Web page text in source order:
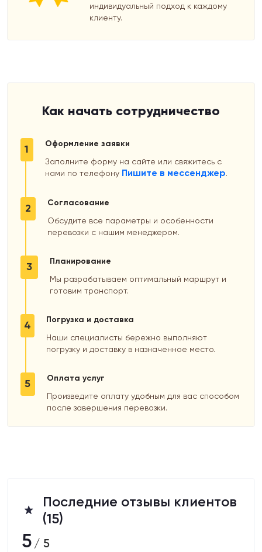
индивидуальный подход к каждому
клиенту.
Как начать сотрудничество
1 Оформление заявки
Заполните форму на сайте или свяжитесь с
нами по телефону Пишите в мессенджер.
2 Согласование
Обсудите все параметры и особенности
перевозки с нашим менеджером.
3 Планирование
Мы разрабатываем оптимальный маршрут и
готовим транспорт.
4 Погрузка и доставка
Наши специалисты бережно выполняют
погрузку и доставку в назначенное место.
5 Оплата услуг
Произведите оплату удобным для вас способом
после завершения перевозки.
Последние отзывы клиентов
(15)
5 / 5